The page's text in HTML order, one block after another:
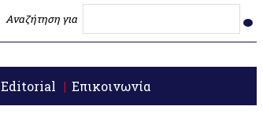
Αναζήτηση για
Editorial Επικοινωνία